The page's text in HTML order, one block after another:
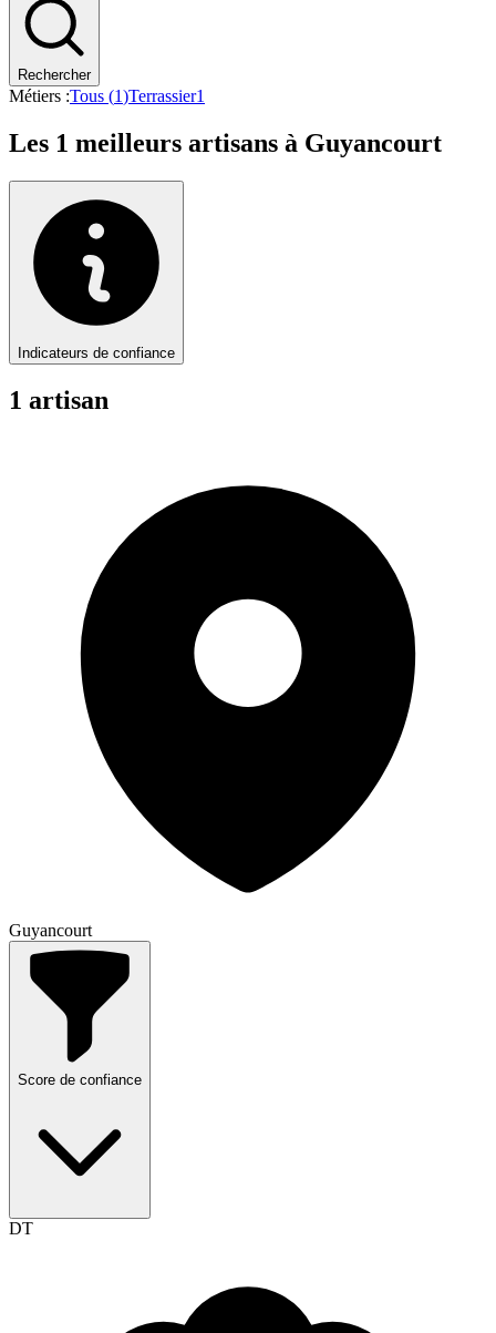
Rechercher
Métiers :Tous (1)Terrassier1
Les 1 meilleurs artisans à Guyancourt
Indicateurs de confiance
1 artisan
Guyancourt
Score de confiance
DT